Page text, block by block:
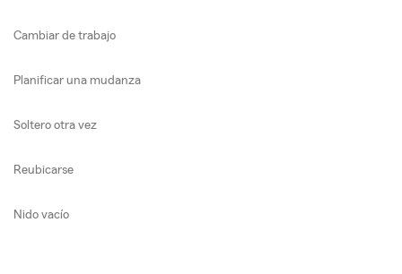
Cambiar de trabajo
Planificar una mudanza
Soltero otra vez
Reubicarse
Nido vacío